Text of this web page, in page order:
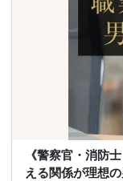
《警察官・消防
える関係が理想